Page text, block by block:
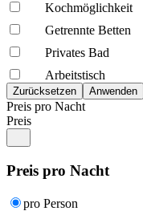
Kochmöglich­keit
Getrennte Betten
Privates Bad
Arbeitstisch
Preis pro Nacht
Preis
Preis pro Nacht
pro Person